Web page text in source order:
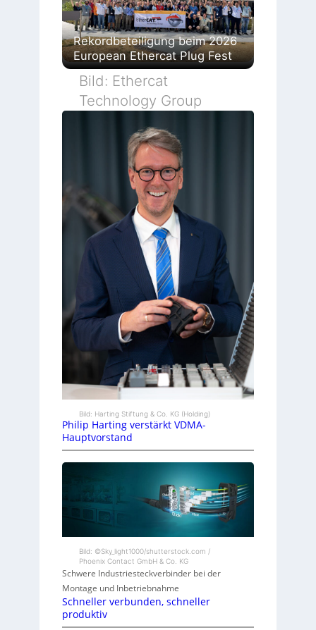
Rekordbeteiligung beim 2026
European Ethercat Plug Fest
Bild: Ethercat
Technology Group
Bild: Harting Stiftung & Co. KG (Holding)
Philip Harting verstärkt VDMA-
Hauptvorstand
Bild: ©Sky_light1000/shutterstock.com /
Phoenix Contact GmbH & Co. KG
Schwere Industriesteckverbinder bei der
Montage und Inbetriebnahme
Schneller verbunden, schneller
produktiv